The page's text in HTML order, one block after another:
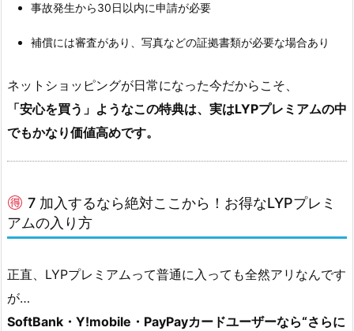
事故発生から30日以内に申請が必要
補償には審査があり、写真などの証拠書類が必要な場合あり
ネットショッピングが日常になった今だからこそ、
「安心を買う」ようなこの特典は、実はLYPプレミアムの中
でもかなり価値高めです。
7 加入するなら絶対ここから！お得なLYPプレミ
アムの入り方
正直、LYPプレミアムって普通に入っても全然アリなんです
が…
SoftBank・Y!mobile・PayPayカードユーザーなら“さらに